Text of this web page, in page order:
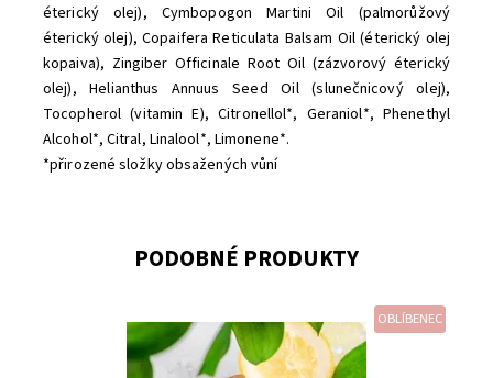
éterický olej), Cymbopogon Martini Oil (palmorůžový
éterický olej), Copaifera Reticulata Balsam Oil (éterický olej
kopaiva), Zingiber Officinale Root Oil (zázvorový éterický
olej), Helianthus Annuus Seed Oil (slunečnicový olej),
Tocopherol (vitamin E), Citronellol*, Geraniol*, Phenethyl
Alcohol*, Citral, Linalool*, Limonene*.
*přirozené složky obsažených vůní
PODOBNÉ PRODUKTY
OBLÍBENEC
Dostupnost:
Skladem
Biorythme